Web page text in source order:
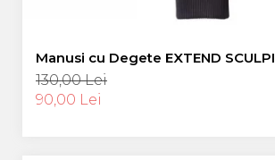
Manusi cu Degete EXTEND
130,00 Lei
90,00 Lei